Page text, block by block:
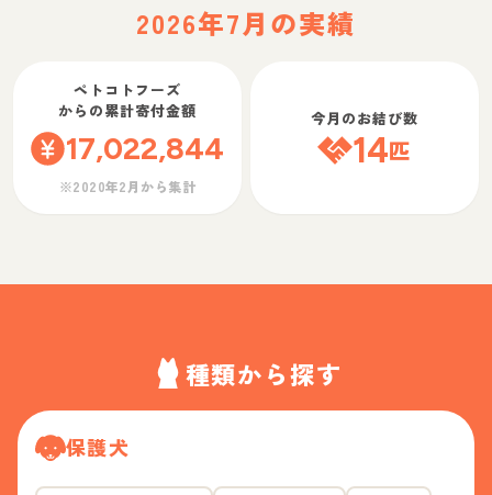
2026年7月の実績
ペトコトフーズ
からの累計寄付金額
17,022,844
※2020年2月から集計
今月のお結び数
14匹
種類から探す
保護犬